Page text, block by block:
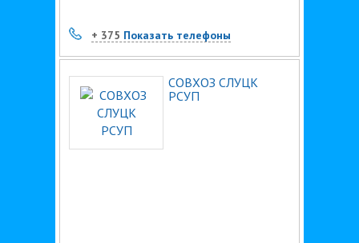
+ 375 Показать телефоны
СОВХОЗ СЛУЦК
РСУП